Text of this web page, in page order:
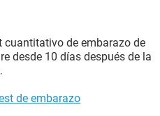
cuantitativo de embarazo de
desde 10 días después de la
de embarazo